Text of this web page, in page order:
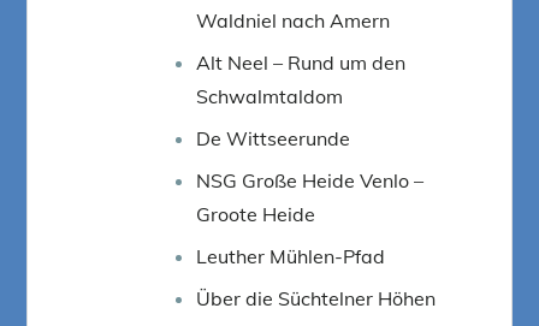
Waldniel nach Amern
Alt Neel – Rund um den
Schwalmtaldom
De Wittseerunde
NSG Große Heide Venlo –
Groote Heide
Leuther Mühlen-Pfad
Über die Süchtelner Höhen